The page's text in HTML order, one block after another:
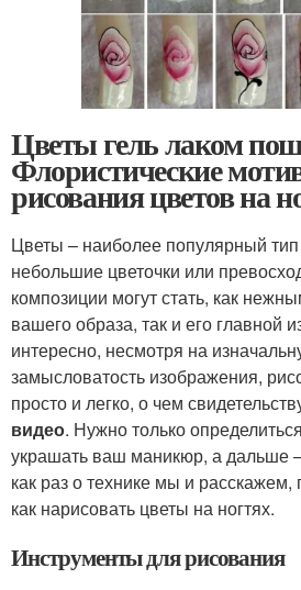
Цветы гель лаком
Флористические
рисования цветов на
Цветы – наиболее популярный
небольшие цветочки или
композиции могут стать, как
вашего образа, так и его главной
интересно, несмотря на
замысловатость изображения,
просто и легко, о чем
видео. Нужно только
украшать ваш маникюр, а дальше
как раз о технике мы и
как нарисовать цветы на ногтях.
Инструменты для рисования